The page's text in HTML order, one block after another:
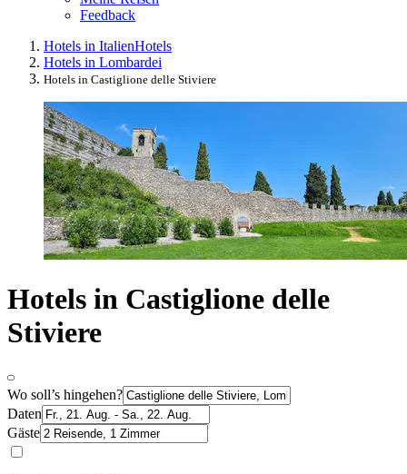
Feedback
Hotels in ItalienHotels
Hotels in Lombardei
Hotels in Castiglione delle Stiviere
Hotels in Castiglione delle
Stiviere
Wo soll’s hingehen?
Daten
Gäste